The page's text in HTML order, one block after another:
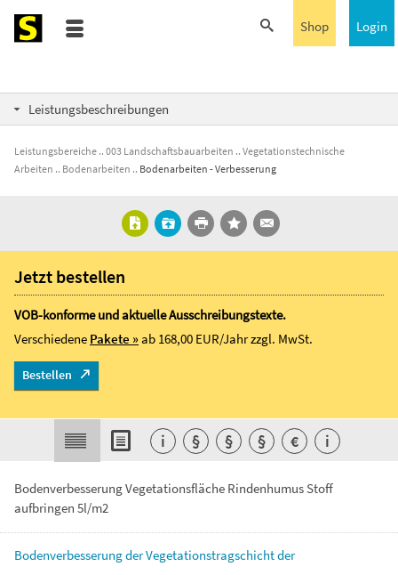
Login
Shop
Leistungsbeschreibungen
Leistungsbereiche 003 Landschaftsbauarbeiten
Vegetationstechnische
Arbeiten
Bodenarbeiten Bodenarbeiten - Verbesserung
Bodenverbesserung Vegetationsfläche Rindenhumus Stoff
aufbringen 5l/m2
BodenverbesserungderVegetationstragschichtder
Jetzt bestellen
VOB-konforme und aktuelle Ausschreibungstexte.
Verschiedene Pakete »ab 168,00 EUR/Jahrzzgl. MwSt.
Bestellen
i § § § € i